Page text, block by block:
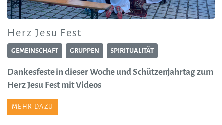
Herz Jesu Fest
GEMEINSCHAFT GRUPPEN SPIRITUALITÄT
Dankesfeste in dieser Woche und Schützenjahrtag zum
Herz Jesu Fest mit Videos
MEHR DAZU